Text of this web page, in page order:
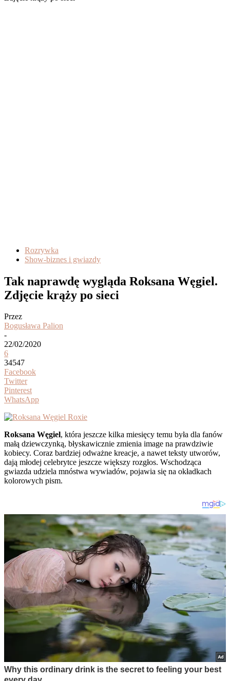
Rozrywka
Show-biznes i gwiazdy
Tak naprawdę wygląda Roksana Węgiel.
Zdjęcie krąży po sieci
Przez
Bogusława Palion
-
22/02/2020
6
34547
Facebook
Twitter
Pinterest
WhatsApp
Roksana Węgiel, która jeszcze kilka miesięcy temu była dla fanów
małą dziewczynką, błyskawicznie zmienia image na prawdziwie
kobiecy. Coraz bardziej odważne kreacje, a nawet teksty utworów,
dają młodej celebrytce jeszcze większy rozgłos. Wschodząca
gwiazda udziela mnóstwa wywiadów, pojawia się na okładkach
kolorowych pism.